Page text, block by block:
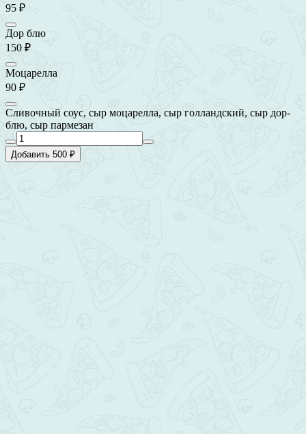
95 ₽
Дор блю
150 ₽
Моцарелла
90 ₽
Сливочный соус, сыр моцарелла, сыр голландский, сыр дор-
блю, сыр пармезан
Добавить 500 ₽